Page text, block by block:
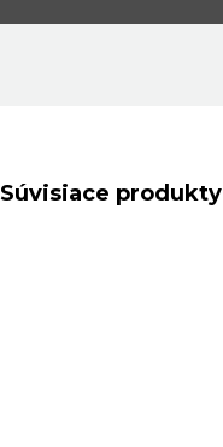
Súvisiace produkty